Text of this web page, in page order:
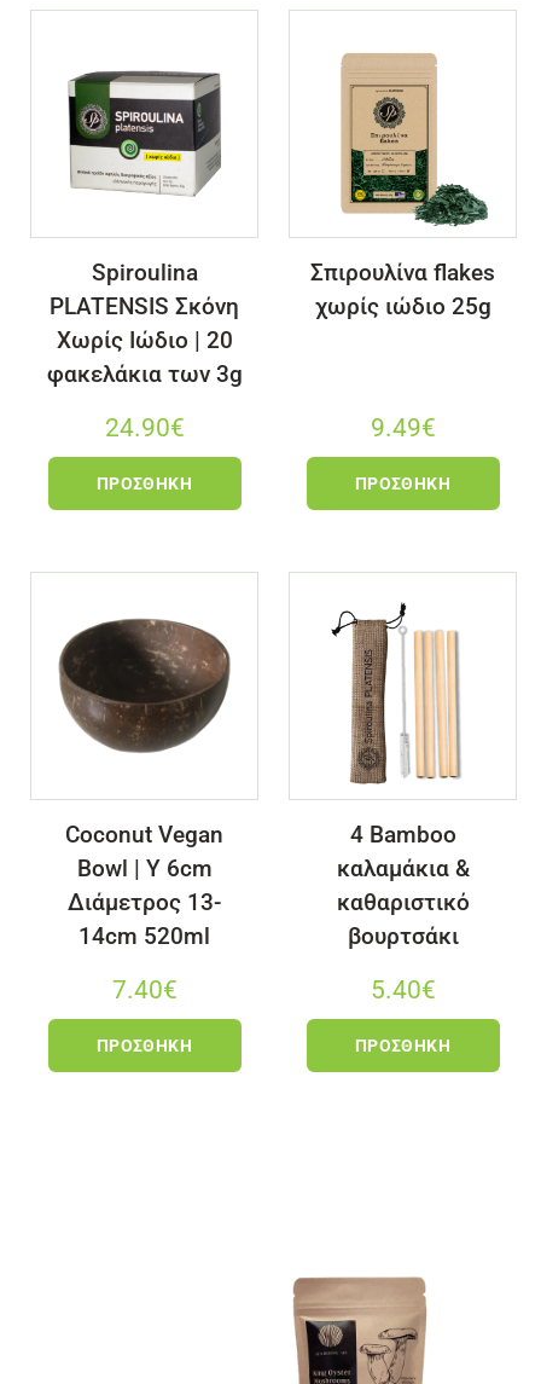
Spiroulina
PLATENSIS Σκόνη
Χωρίς Ιώδιο | 20
φακελάκια των 3g
24.90€
ΠΡΟΣΘΉΚΗ
Σπιρουλίνα flakes
χωρίς ιώδιο 25g
9.49€
ΠΡΟΣΘΉΚΗ
Coconut Vegan
Bowl | Y 6cm
Διάμετρος 13-
14cm 520ml
7.40€
ΠΡΟΣΘΉΚΗ
4 Bamboo
καλαμάκια &
καθαριστικό
βουρτσάκι
5.40€
ΠΡΟΣΘΉΚΗ